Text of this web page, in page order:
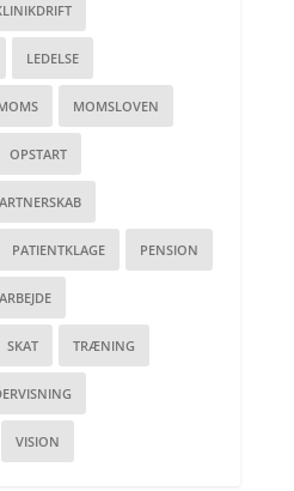
LEDELSE
MOMSLOVEN
OPSTART
PATIENTKLAGE PENSION
SKAT TRÆNING
VISION